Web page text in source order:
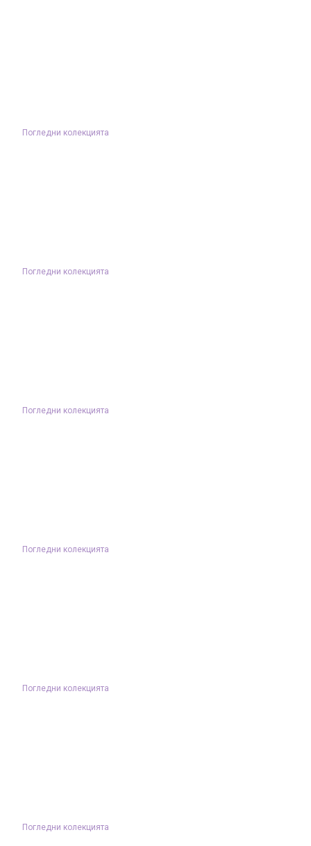
Погледни колекцията
Погледни колекцията
Погледни колекцията
Погледни колекцията
Погледни колекцията
Погледни колекцията